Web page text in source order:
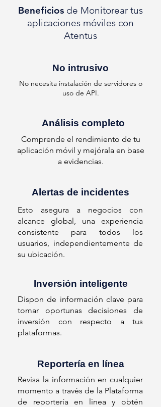
Beneficios de Monitorear tus
aplicaciones móviles con
Atentus
No intrusivo
No necesita instalación de servidores o
uso de API.
Análisis completo
Comprende el rendimiento de tu
aplicación móvil y mejórala en base
a evidencias.
Alertas de incidentes
Esto asegura a negocios con
alcance global, una experiencia
consistente para todos los
usuarios, independientemente de
su ubicación.
Inversión inteligente
Dispon de información clave para
tomar oportunas decisiones de
inversión con respecto a tus
plataformas.
Reportería en línea
Revisa la información en cualquier
momento a través de la Plataforma
de reportería en linea y obtén